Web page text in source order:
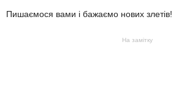
Пишаємося вами і бажаємо нових злетів!
На замітку